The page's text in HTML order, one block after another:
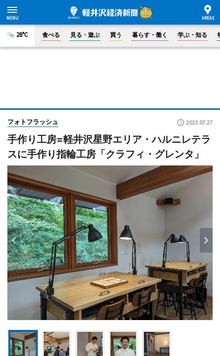
28°C 食べる 見る・遊ぶ 買う 暮らす・働く 学ぶ・知る
フォトフラッシュ 2023.07.27
手作り工房=軽井沢星野エリア・ハルニレテラ
スに手作り指輪工房「クラフィ・グレンタ」